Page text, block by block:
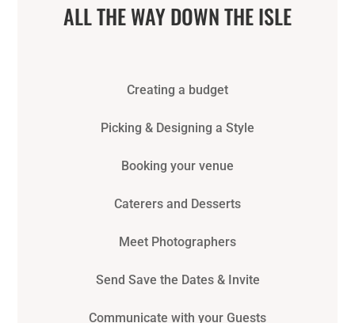
ALL THE WAY DOWN THE ISLE
Creating a budget
Picking & Designing a Style
Booking your venue
Caterers and Desserts
Meet Photographers
Send Save the Dates & Invite
Communicate with your Guests